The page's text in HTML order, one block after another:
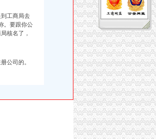
工商局去
。要跟你公
核名了，
公司的。